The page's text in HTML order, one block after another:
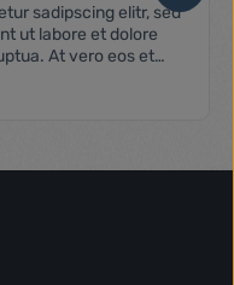
sadipscing elitr, sed
ut labore et dolore
At vero eos et
Lorem ipsum dolor
Lorem ipsum dolor